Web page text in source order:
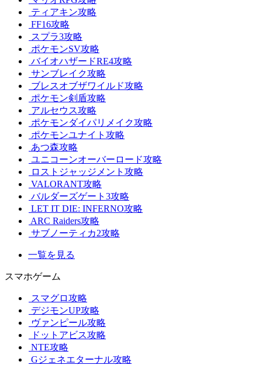
ティアキン攻略
FF16攻略
スプラ3攻略
ポケモンSV攻略
バイオハザードRE4攻略
サンブレイク攻略
ブレスオブザワイルド攻略
ポケモン剣盾攻略
アルセウス攻略
ポケモンダイパリメイク攻略
ポケモンユナイト攻略
あつ森攻略
ユニコーンオーバーロード攻略
ロストジャッジメント攻略
VALORANT攻略
バルダーズゲート3攻略
LET IT DIE: INFERNO攻略
ARC Raiders攻略
サブノーティカ2攻略
一覧を見る
スマホゲーム
スマグロ攻略
デジモンUP攻略
ヴァンピール攻略
ドットアビス攻略
NTE攻略
Gジェネエターナル攻略